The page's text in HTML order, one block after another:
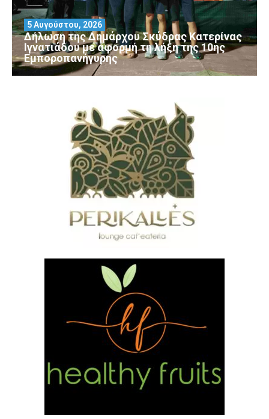
Δήλωση της Δημάρχου Σκύδρας Κατερίνας
Ιγνατιάδου με αφορμή τη λήξη της 10ης
Εμποροπανήγυρης
5 Αυγούστου, 2026